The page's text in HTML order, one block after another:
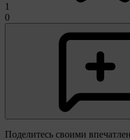
1
0
Поделитесь своими